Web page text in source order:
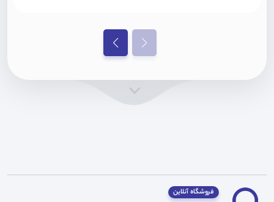
فروشگاه آنلاین